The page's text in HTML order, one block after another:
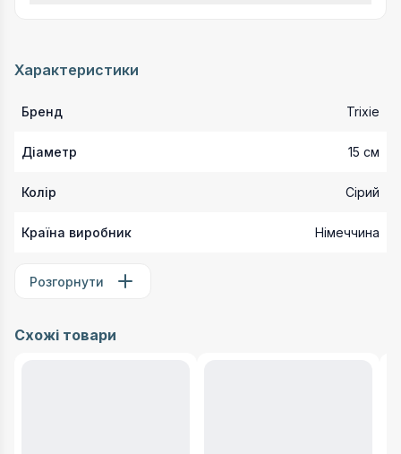
Характеристики
Бренд Trixie
Діаметр 15 см
Колір Сірий
Країна виробник Німеччина
Розгорнути
Схожі товари